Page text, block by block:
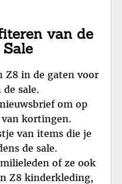
van de
Z8 in de gaten voor
sale.
om op
kortingen.
van items die je
de sale.
of ze ook
Z8 kinderkleding,